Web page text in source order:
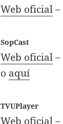
Web oficial–
SopCast
Web oficial–
o aquí
TVUPlayer
Web oficial–